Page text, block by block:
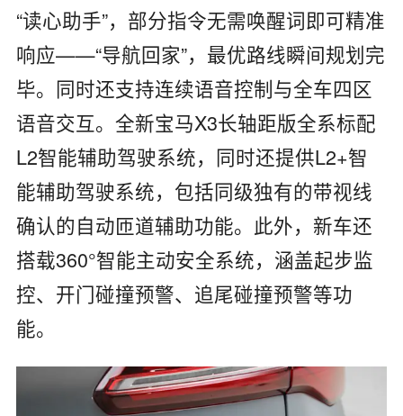
“读心助手”，部分指令无需唤醒词即可精准
响应——“导航回家”，最优路线瞬间规划完
毕。同时还支持连续语音控制与全车四区
语音交互。全新宝马X3长轴距版全系标配
L2智能辅助驾驶系统，同时还提供L2+智
能辅助驾驶系统，包括同级独有的带视线
确认的自动匝道辅助功能。此外，新车还
搭载360°智能主动安全系统，涵盖起步监
控、开门碰撞预警、追尾碰撞预警等功
能。